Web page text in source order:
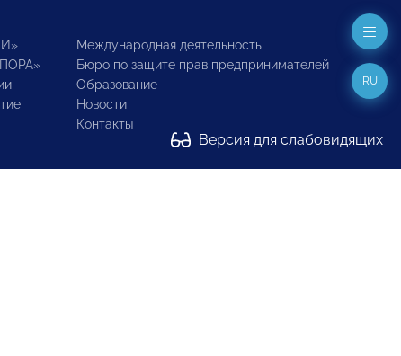
Международная деятельность
Бюро по защите прав предпринимателей
Образование
Новости
Контакты
Версия для слабовидящих
RU